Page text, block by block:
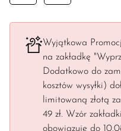
Wyjątkowa
na zakładkę
Dodatkowo do
kosztów wysyłki)
limitowaną złotą
49 zł. Wzór
obowiązuje do